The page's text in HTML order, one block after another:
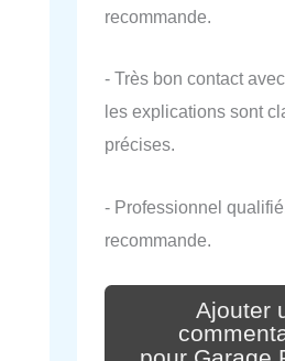
recommande.
- Très bon contact
les explications sont
précises.
- Professionnel
recommande.
Ajouter